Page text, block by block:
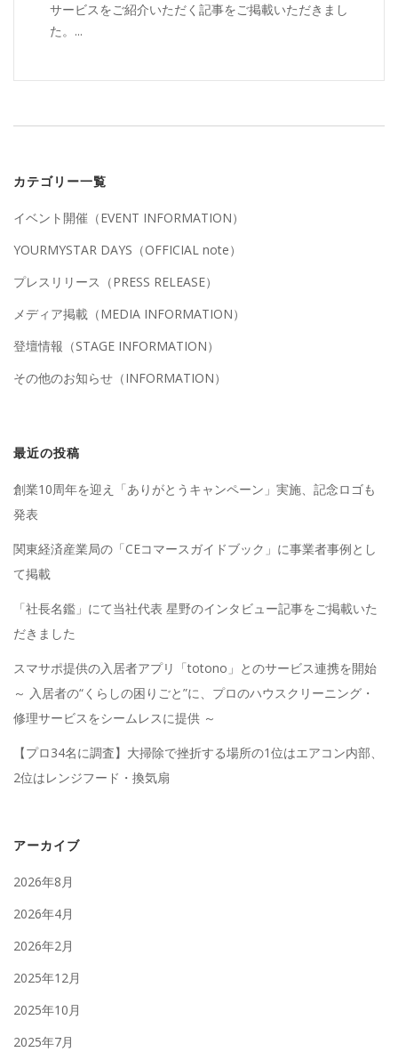
サービスをご紹介いただく記事をご掲載いただきまし
た。...
カテゴリー一覧
イベント開催（EVENT INFORMATION）
YOURMYSTAR DAYS（OFFICIAL note）
プレスリリース（PRESS RELEASE）
メディア掲載（MEDIA INFORMATION）
登壇情報（STAGE INFORMATION）
その他のお知らせ（INFORMATION）
最近の投稿
創業10周年を迎え「ありがとうキャンペーン」実施、記念ロゴも
発表
関東経済産業局の「CEコマースガイドブック」に事業者事例とし
て掲載
「社長名鑑」にて当社代表 星野のインタビュー記事をご掲載いた
だきました
スマサポ提供の入居者アプリ「totono」とのサービス連携を開始
～ 入居者の“くらしの困りごと”に、プロのハウスクリーニング・
修理サービスをシームレスに提供 ～
【プロ34名に調査】大掃除で挫折する場所の1位はエアコン内部、
2位はレンジフード・換気扇
アーカイブ
2026年8月
2026年4月
2026年2月
2025年12月
2025年10月
2025年7月